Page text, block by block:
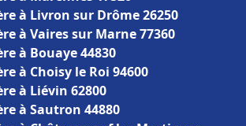
à Livron sur Drôme 26250
à Vaires sur Marne 77360
à Bouaye 44830
à Choisy le Roi 94600
à Liévin 62800
à Sautron 44880